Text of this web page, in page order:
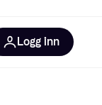
Logg inn